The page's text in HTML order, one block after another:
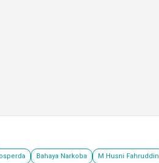
Bahaya Narkoba M Husni Fahruddin